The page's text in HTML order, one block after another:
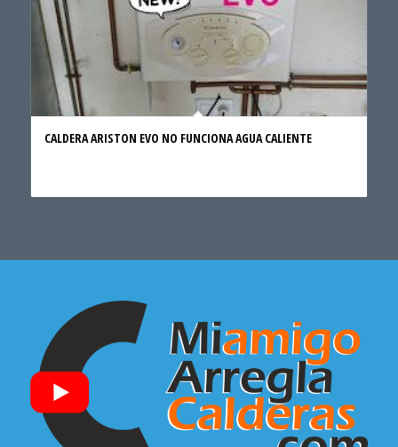
CALDERA ARISTON EVO NO FUNCIONA AGUA CALIENTE